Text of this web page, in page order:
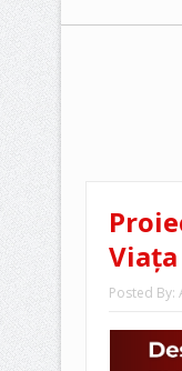
Posted By: